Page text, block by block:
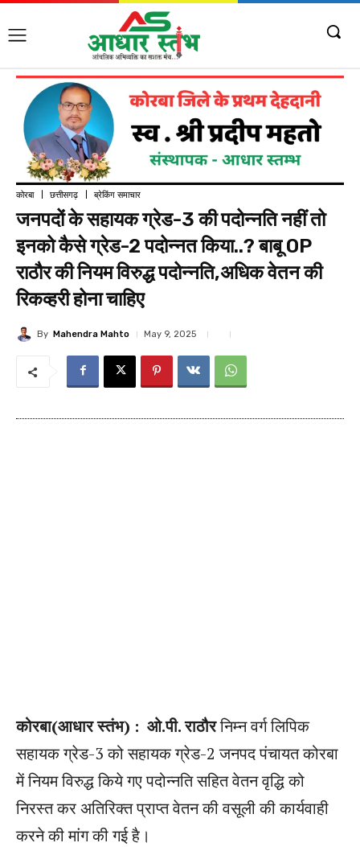
कोरबा छत्तीसगढ़ ब्रेकिंग समाचार
जनपदों के सहायक ग्रेड-3 की पदोन्नति नहीं तो
इनको कैसे ग्रेड-2 पदोन्नत किया..? बाबू OP
राठौर की नियम विरुद्ध पदोन्नति,अधिक वेतन की
रिकव्हरी होना चाहिए
By Mahendra Mahto May 9, 2025
कोरबा(आधार स्तंभ) : ओ.पी. राठौरनिम्न वर्ग लिपिक
सहायक ग्रेड-3 को सहायक ग्रेड-2 जनपद पंचायत कोरबा
में नियम विरुद्ध किये गए पदोन्नति सहित वेतन वृद्धि को
निरस्त कर अतिरिक्त प्राप्त वेतन की वसूली की कार्यवाही
करने की मांग की गई है।